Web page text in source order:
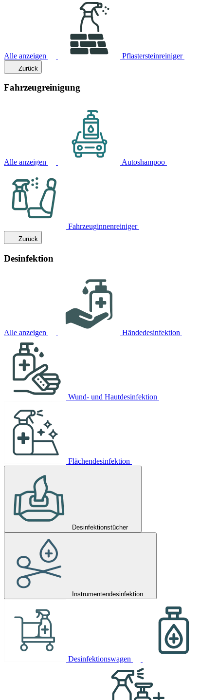
Alle anzeigen Pflastersteinreiniger
Zurück
Fahrzeugreinigung
Alle anzeigen Autoshampoo
Fahrzeuginnenreiniger
Zurück
Desinfektion
Alle anzeigen Händedesinfektion
Wund- und Hautdesinfektion
Flächendesinfektion
Desinfektionstücher
Instrumentendesinfektion
Desinfektionswagen